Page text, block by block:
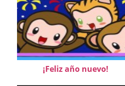
¡Feliz año nuevo!